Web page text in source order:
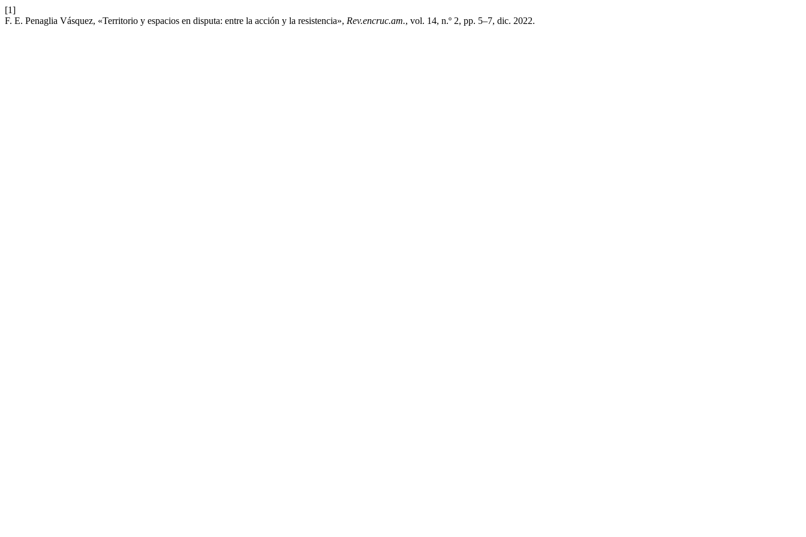
[1]
F. E. Penaglia Vásquez, «Territorio y espacios en disputa: entre la acción y la resistencia», Rev.encruc.am., vol. 14, n.º 2, pp. 5–7, dic. 2022.